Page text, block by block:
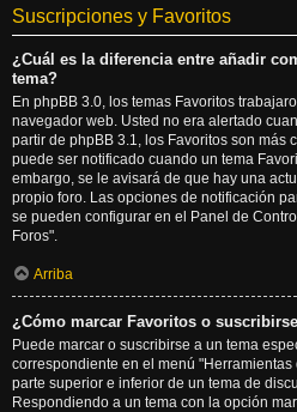
Suscripciones y Favoritos
¿Cuál es la diferencia entre añadir
tema?
En phpBB 3.0, los temas Favoritos
navegador web. Usted no era alertado
partir de phpBB 3.1, los Favoritos son más
puede ser notificado cuando un tema
embargo, se le avisará de que hay una
propio foro. Las opciones de notificación
se pueden configurar en el Panel de
Foros".
Arriba
¿Cómo marcar Favoritos o
Puede marcar o suscribirse a un tema
correspondiente en el menú
parte superior e inferior de un tema de
Respondiendo a un tema con la opción